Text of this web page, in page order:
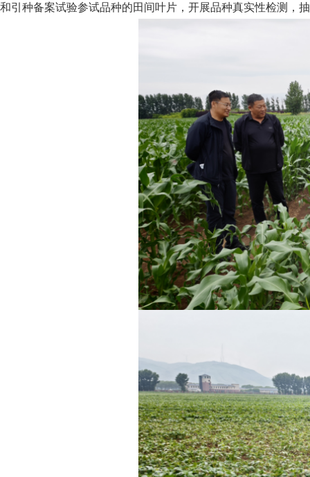
和引种备案试验参试品种的田间叶片，开展品种真实性检测，